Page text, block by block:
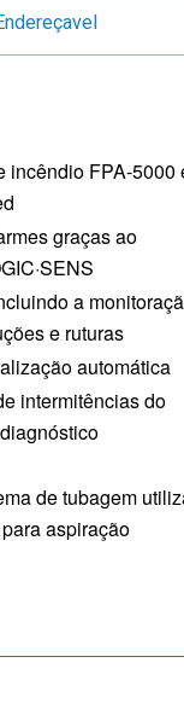
FPA‑5000
graças ao
a
e ruturas
automática
intermitências do
de tubagem
aspiração